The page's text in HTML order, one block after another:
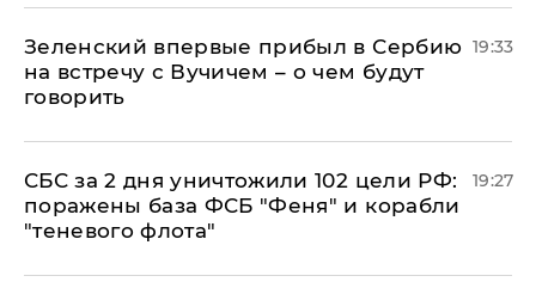
Зеленский впервые прибыл в Сербию
на встречу с Вучичем – о чем будут
говорить
19:33
СБС за 2 дня уничтожили 102 цели РФ:
поражены база ФСБ "Феня" и корабли
"теневого флота"
19:27